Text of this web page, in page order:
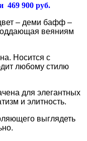
469 900 руб.
– деми бафф –
веяниям
Носится с
любому стилю
для элегантных
и элитность.
выглядеть